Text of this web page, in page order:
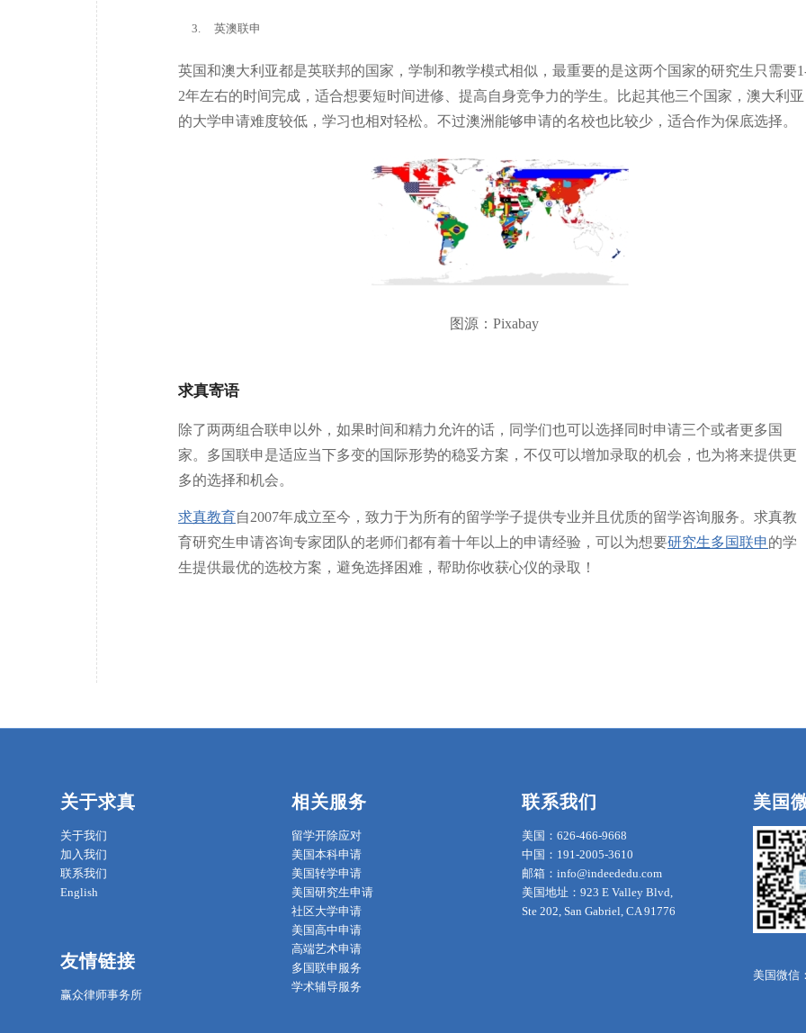
英澳联申
英国和澳大利亚都是英联邦的国家，学制和教学模式相似，最重要的是这两个国家的研究生只需要
2年左右的时间完成，适合想要短时间进修、提高自身竞争力的学生。比起其他三个国家，澳大利亚
的大学申请难度较低，学习也相对轻松。不过澳洲能够申请的名校也比较少，适合作为保底选择。
图源：Pixabay
求真寄语
除了两两组合联申以外，如果时间和精力允许的话，同学们也可以选择同时申请三个或者更多国
家。多国联申是适应当下多变的国际形势的稳妥方案，不仅可以增加录取的机会，也为将来提供更
多的选择和机会。
求真教育自2007年成立至今，致力于为所有的留学学子提供专业并且优质的留学咨询服务。求真教
育研究生申请咨询专家团队的老师们都有着十年以上的申请经验，可以为想要研究生多国联申的学
生提供最优的选校方案，避免选择困难，帮助你收获心仪的录取！
关于求真
关于我们
加入我们
联系我们
English
友情链接
赢众律师事务所
相关服务
留学开除应对
美国本科申请
美国转学申请
美国研究生申请
社区大学申请
美国高中申请
高端艺术申请
多国联申服务
学术辅导服务
联系我们
美国：626-466-9668
中国：191-2005-3610
邮箱：info@indeededu.com
美国地址：923 E Valley Blvd,
Ste 202, San Gabriel, CA 91776
美国
美国微信